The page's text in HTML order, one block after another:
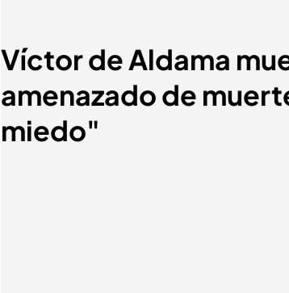
Víctor de Aldama
amenazado de
miedo"